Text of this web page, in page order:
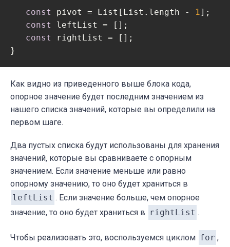
const pivot = List[List.length - 1];
const
leftList = [];
const
rightList = [];
Как видно из приведенного выше блока кода,
опорное значение будет последним значением из
нашего списка значений, которые вы определили на
первом шаге.
Два пустых списка будут использованы для хранения
значений, которые вы сравниваете с опорным
значением. Если значение меньше или равно
опорному значению, то оно будет храниться в
leftList . Если значение больше, чем опорное
значение, то оно будет храниться в rightList .
Чтобы реализовать это, воспользуемся циклом for ,